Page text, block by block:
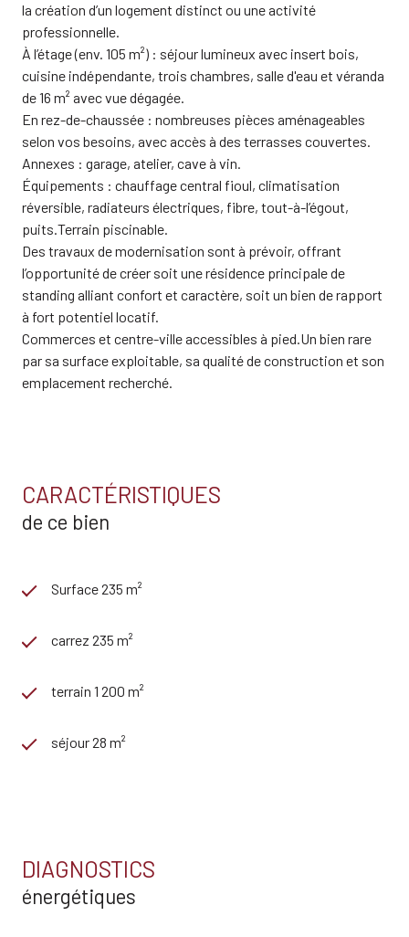
la création d’un logement distinct ou une activité
professionnelle.
À l’étage (env. 105 m²) : séjour lumineux avec insert bois,
cuisine indépendante, trois chambres, salle d'eau et véranda
de 16 m² avec vue dégagée.
En rez-de-chaussée : nombreuses pièces aménageables
selon vos besoins, avec accès à des terrasses couvertes.
Annexes : garage, atelier, cave à vin.
Équipements : chauffage central fioul, climatisation
réversible, radiateurs électriques, fibre, tout-à-l’égout,
puits.Terrain piscinable.
Des travaux de modernisation sont à prévoir, offrant
l’opportunité de créer soit une résidence principale de
standing alliant confort et caractère, soit un bien de rapport
à fort potentiel locatif.
Commerces et centre-ville accessibles à pied.Un bien rare
par sa surface exploitable, sa qualité de construction et son
emplacement recherché.
CARACTÉRISTIQUES
de ce bien
Surface 235 m²
carrez 235 m²
terrain 1 200 m²
séjour 28 m²
construit en 1960
DIAGNOSTICS
énergétiques